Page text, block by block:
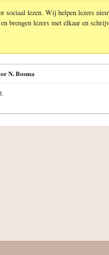
sociaal lezen. Wij helpen lezers
brengen lezers met elkaar en
N. Bosma